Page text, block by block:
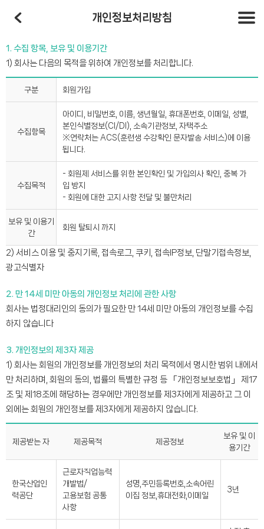
개인정보처리방침
1. 수집 항목, 보유 및 이용기간
1) 회사는 다음의 목적을 위하여 개인정보를 처리합니다.
구분 회원가입
수집항목
아이디, 비밀번호, 이름, 생년월일, 휴대폰번호, 이메일, 성별,
본인식별정보(CI/DI), 소속기관정보, 자택주소
※연락처는 ACS(훈련생 수강확인 문자발송 서비스)에 이용
됩니다.
수집목적
- 회원제 서비스를 위한 본인확인 및 가입의사 확인, 중복 가
입 방지
- 회원에 대한 고지 사항 전달 및 불만처리
보유 및 이용기
간
회원 탈퇴시 까지
2) 서비스 이용 및 중지기록, 접속로그, 쿠키, 접속IP정보, 단말기접속정보,
광고식별자
2. 만 14세 미만 아동의 개인정보 처리에 관한 사항
회사는 법정대리인의 동의가 필요한 만 14세 미만 아동의 개인정보를 수집
하지 않습니다
3. 개인정보의 제3자 제공
1) 회사는 회원의 개인정보를 개인정보의 처리 목적에서 명시한 범위 내에서
만 처리하며, 회원의 동의, 법률의 특별한 규정 등 「개인정보보호법」 제17
조 및 제18조에 해당하는 경우에만 개인정보를 제3자에게 제공하고 그 이
외에는 회원의 개인정보를 제3자에게 제공하지 않습니다.
제공받는 자 제공목적 제공정보
보유 및 이
용기간
한국산업인
력공단
근로자직업능력
개발법/
고용보험 공통
사항
성명,주민등록번호,소속어린
이집 정보,휴대전화,이메일
3년